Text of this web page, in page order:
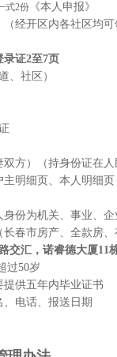
式2份 《本人申报》
（经开区内各社区均可
录证2至7页
、社区）
双方）（持身份证在
主明细页、本人明细页
身份为机关、事业、
长春市房产、全款房
交汇，诺睿德大厦11
过50岁
供五年内毕业证书
电话、报送日期